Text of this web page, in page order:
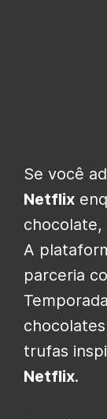
Se você
Netflix
chocolate,
A
parceria
trufas
Netflix.